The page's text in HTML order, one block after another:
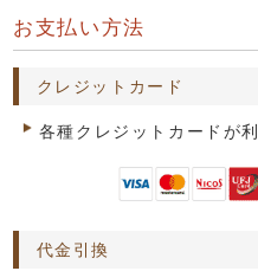
お支払い方法
クレジットカード
各種クレジットカードが
代金引換